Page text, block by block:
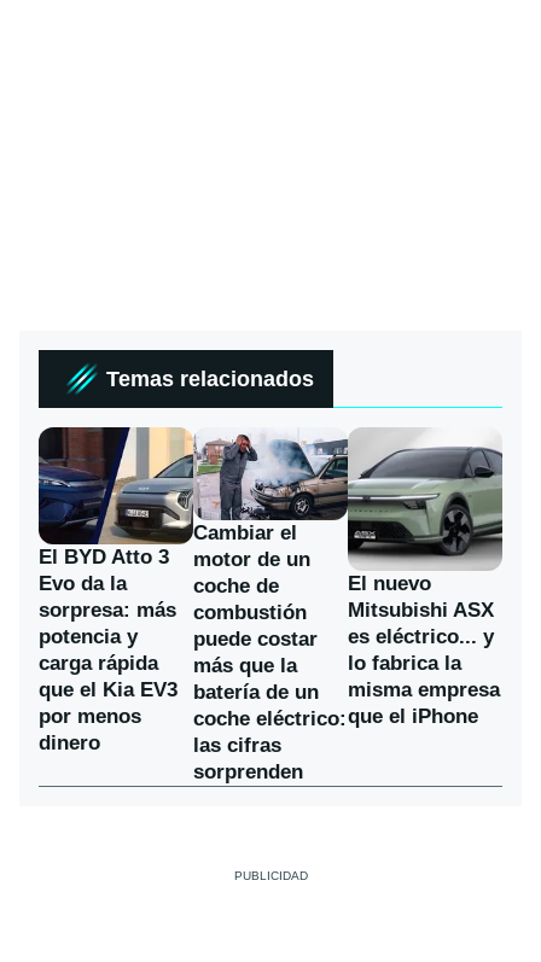
Temas relacionados
El BYD Atto 3
Evo da la
sorpresa: más
potencia y
carga rápida
que el Kia EV3
por menos
dinero
Cambiar el
motor de un
coche de
combustión
puede costar
más que la
batería de un
coche eléctrico:
las cifras
sorprenden
El nuevo
Mitsubishi ASX
es eléctrico... y
lo fabrica la
misma empresa
que el iPhone